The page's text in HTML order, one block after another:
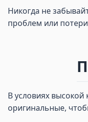
Никогда не
проблем или потери
В условиях
оригинальные,